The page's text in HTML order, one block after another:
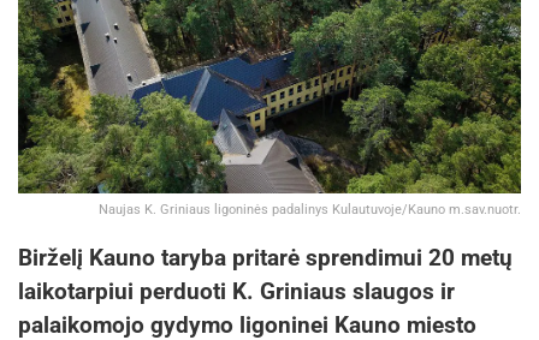
Naujas K. Griniaus ligoninės padalinys Kulautuvoje/Kauno m.sav.nuotr.
Birželį Kauno taryba pritarė sprendimui 20 metų
laikotarpiui perduoti K. Griniaus slaugos ir
palaikomojo gydymo ligoninei Kauno miesto